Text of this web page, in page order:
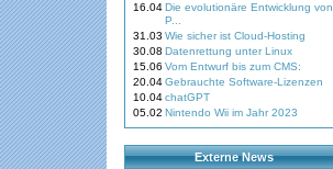
16.04Die evolutionäre Entwicklung von
P...
31.03 Wie sicher ist Cloud-Hosting
30.08 Datenrettung unter Linux
15.06 Vom Entwurf bis zum CMS:
20.04Gebrauchte Software-Lizenzen
10.04chatGPT
05.02 Nintendo Wii im Jahr 2023
Externe News